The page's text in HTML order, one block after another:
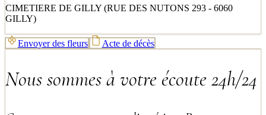
CIMETIERE DE GILLY (RUE DES NUTONS 293 - 6060
GILLY)
Envoyer des fleurs Acte de décès
Nous sommes à votre écoute 24h/24